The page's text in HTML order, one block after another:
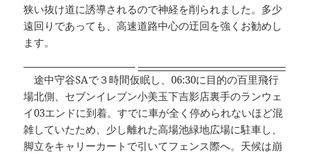
狭い抜け道に誘導されるので神経を削られました。多少
遠回りであっても、高速道路中心の迂回を強くお勧めし
ます。
途中守谷SAで３時間仮眠し、06:30に目的の百里飛行
場北側、セブンイレブン小美玉下吉影店裏手のランウェ
イ03エンドに到着。すでに車が全く停められないほど混
雑していたため、少し離れた高場池緑地広場に駐車し、
脚立をキャリーカートで引いてフェンス際へ。天候は崩